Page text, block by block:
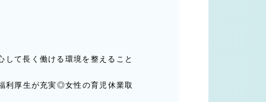
して長く働ける環境を整えること
利厚生が充実◎女性の育児休業取